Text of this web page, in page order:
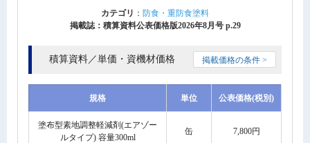
カテゴリ ： 防食・重防食塗料
掲載誌：積算資料公表価格版2026年8月号 p.29
積算資料／単価・資機材価格 掲載価格の条件 >
規格 単位 公表価格(税別)
塗布型素地調整軽減剤(エアゾー
ルタイプ) 容量300ml
缶 7,800円